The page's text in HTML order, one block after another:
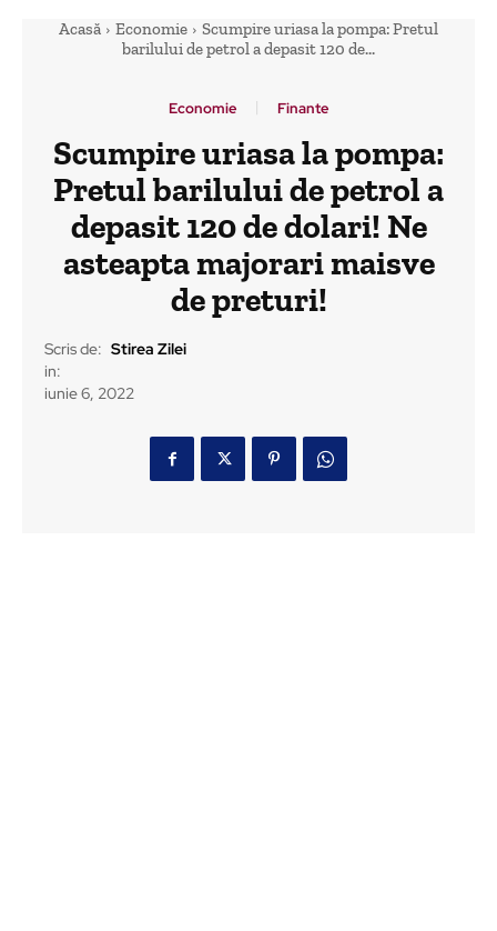
Acasă Economie
Scumpire uriasa la pompa: Pretul
barilului de petrol a depasit 120 de...
Economie Finante
Scumpire uriasa la pompa:
Pretul barilului de petrol a
depasit 120 de dolari! Ne
asteapta majorari maisve
de preturi!
Scris de: Stirea Zilei
in:
iunie 6, 2022